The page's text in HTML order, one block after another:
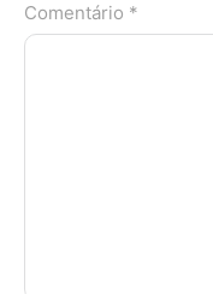
Comentário *